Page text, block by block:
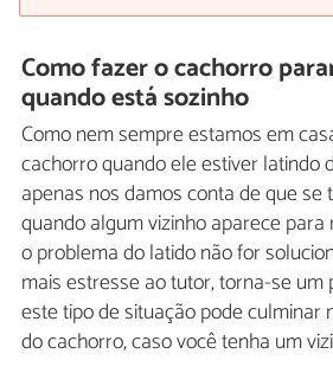
Como fazer o cachorro
quando está sozinho
Como nem sempre estamos em
cachorro quando ele estiver latindo
apenas nos damos conta de que
quando algum vizinho aparece para
o problema do latido não for
mais estresse ao tutor, torna-se um
este tipo de situação pode culminar
do cachorro, caso você tenha um